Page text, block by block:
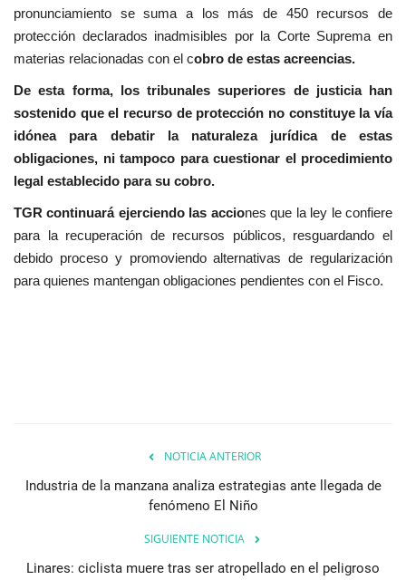
pronunciamiento se suma a los más de 450 recursos de
protección declarados inadmisibles por la Corte Suprema en
materias relacionadas con el cobro de estas acreencias.
De esta forma, los tribunales superiores de justicia han
sostenido que el recurso de protección no constituye la vía
idónea para debatir la naturaleza jurídica de estas
obligaciones, ni tampoco para cuestionar el procedimiento
legal establecido para su cobro.
TGR continuará ejerciendo las acciones que la ley le confiere
para la recuperación de recursos públicos, resguardando el
debido proceso y promoviendo alternativas de regularización
para quienes mantengan obligaciones pendientes con el Fisco.
NOTICIA ANTERIOR
Industria de la manzana analiza estrategias ante llegada de
fenómeno El Niño
SIGUIENTE NOTICIA
Linares: ciclista muere tras ser atropellado en el peligroso